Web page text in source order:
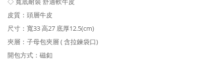
皮質：頭層牛皮
尺寸 ： 寬33 高27 底厚12.5(cm)
夾層：子母包夾層 ( 含拉鍊袋口)
開包方式：磁釦